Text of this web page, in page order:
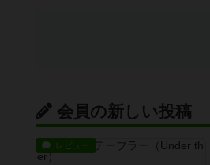
会員の新しい投稿
レビュー